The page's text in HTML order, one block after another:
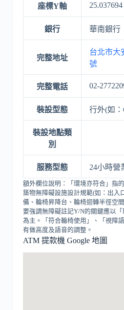
座標Y軸 25.037694
銀行 華南銀行
完整地址
台北市大
號
完整電話 02-
裝設型態 行外(如
裝設地點類
別
服務型態 24小時營
額外欄位說明：「環境亦符合」指
築物無障礙設施設計規範(如：出入
備、輪椅昇降台、輪椅迴轉半徑空
要強調無障礙註記Y/N的關鍵應以
為主。「符合輪椅使用」、「視障
有做高度及語音的調整。
ATM 提款機 Google 地圖